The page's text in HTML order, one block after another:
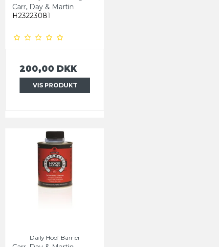
Carr, Day & Martin
H23223081
200,00 DKK
VIS PRODUKT
Daily Hoof Barrier
Vi sender dig en personlig
kan bruge på hele webshoppen - gælder også på i
Vi vil derudover holde dig opdateret med
tilbudhver måned samt gode råd og nyheder 🐴